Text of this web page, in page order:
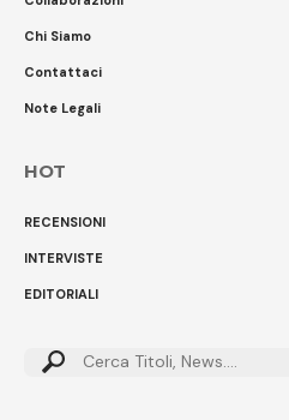
Chi Siamo
Contattaci
Note Legali
HOT
RECENSIONI
INTERVISTE
EDITORIALI
Cerca: